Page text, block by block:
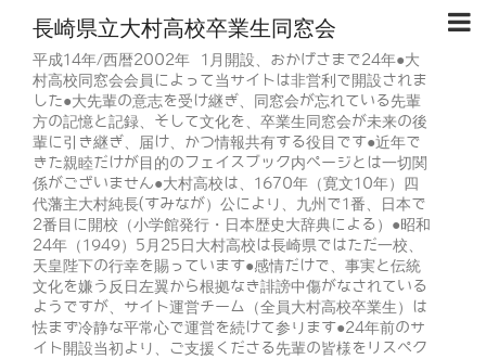
長崎県立大村高校卒業生同窓会
平成14年/西暦2002年 1月開設、おかげさまで24年●大
村高校同窓会会員によって当サイトは非営利で開設されま
した●大先輩の意志を受け継ぎ、同窓会が忘れている先輩
方の記憶と記録、そして文化を、卒業生同窓会が未来の後
輩に引き継ぎ、届け、かつ情報共有する役目です●近年で
きた親睦だけが目的のフェイスブック内ページとは一切関
係がございません●大村高校は、1670年（寛文10年）四
代藩主大村純長(すみなが）公により、九州で1番、日本で
2番目に開校（小学館発行・日本歴史大辞典による）●昭和
24年（1949）5月25日大村高校は長崎県ではただ一校、
天皇陛下の行幸を賜っています●感情だけで、事実と伝統
文化を嫌う反日左翼から根拠なき誹謗中傷がなされている
ようですが、サイト運営チーム（全員大村高校卒業生）は
怯まず冷静な平常心で運営を続けて参ります●24年前のサ
イト開設当初より、ご支援くださる先輩の皆様をリスペク